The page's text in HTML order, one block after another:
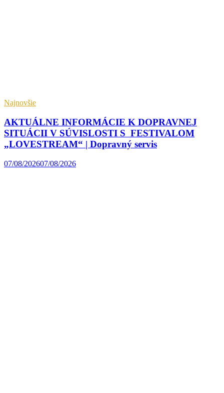
Najnovšie
AKTUÁLNE INFORMÁCIE K DOPRAVNEJ
SITUÁCII V SÚVISLOSTI S FESTIVALOM
„LOVESTREAM“ | Dopravný servis
07/08/202607/08/2026